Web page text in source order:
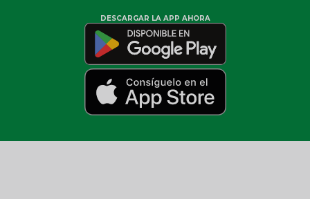
DESCARGAR LA APP AHORA